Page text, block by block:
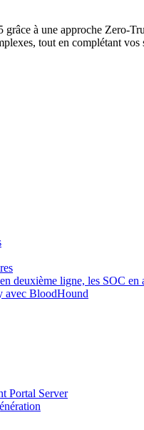
à une approche Zero-
tout en complétant
deuxième ligne, les SOC en
avec BloodHound
Portal Server